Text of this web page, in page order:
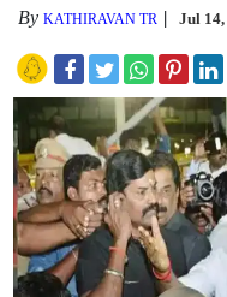
ByKATHIRAVAN TR Jul